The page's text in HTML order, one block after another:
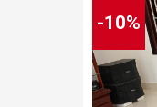
-10%